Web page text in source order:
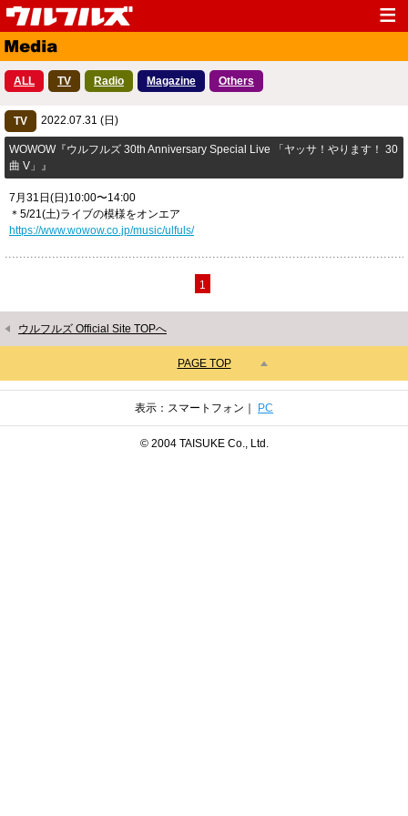
Top
Media Live
Profile
Fanclub Goods
Contact
ALL TV Radio Magazine Others
TV 2022.07.31 (日)
WOWOW『ウルフルズ 30th Anniversary Special Live 「ヤッサ！やります！ 30
曲 V」』
7月31日(日)10:00〜14:00
＊5/21(土)ライブの模様をオンエア
https://www.wowow.co.jp/music/ulfuls/
1
ウルフルズ Official Site TOPへ
PAGE TOP
表示：スマートフォン｜ PC
© 2004 TAISUKE Co., Ltd.